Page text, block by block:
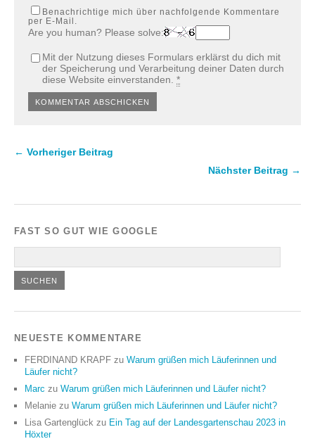
Benachrichtige mich über nachfolgende Kommentare
per E-Mail.
Are you human? Please solve:
Mit der Nutzung dieses Formulars erklärst du dich mit
der Speicherung und Verarbeitung deiner Daten durch
diese Website einverstanden. *
← Vorheriger Beitrag
Nächster Beitrag →
FAST SO GUT WIE GOOGLE
NEUESTE KOMMENTARE
FERDINAND KRAPF zu Warum grüßen mich Läuferinnen und
Läufer nicht?
Marc zu Warum grüßen mich Läuferinnen und Läufer nicht?
Melanie zu Warum grüßen mich Läuferinnen und Läufer nicht?
Lisa Gartenglück zu Ein Tag auf der Landesgartenschau 2023 in
Höxter